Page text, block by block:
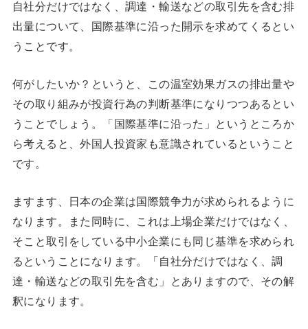
自社分だけではなく、調達・輸送などの取引先を含む排
出量について、国際基準に沿った開示を求めてくるとい
うことです。
何がしたいか？というと、この温室効果ガスの排出量や
その取り組みが投資行為の判断基準になりつつあるとい
うことでしょう。「国際基準に沿った」というところか
ら考えると、外国人投資家も意識されているということ
です。
ますます、日本の企業は国際競争力が求められるように
なります。また同時に、これは上場企業だけではなく、
そこと取引をしている中小企業にも同じ基準を求められ
るということになります。「自社分だけではなく、調
達・輸送などの取引先を含む」とありますので、その解
釈になります。